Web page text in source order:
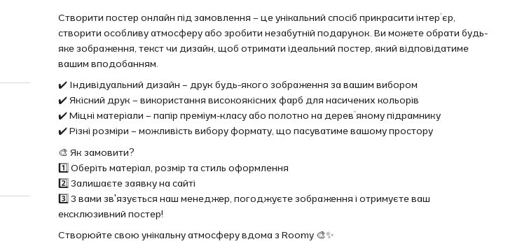
Створити постер онлайн під замовлення – це унікальний спосіб прикрасити інтер’єр,
створити особливу атмосферу або зробити незабутній подарунок. Ви можете обрати будь-
яке зображення, текст чи дизайн, щоб отримати ідеальний постер, який відповідатиме
вашим вподобанням.
✔️ Індивідуальний дизайн – друк будь-якого зображення за вашим вибором
✔️ Якісний друк – використання високоякісних фарб для насичених кольорів
✔️ Міцні матеріали – папір преміум-класу або полотно на дерев’яному підрамнику
✔️ Різні розміри – можливість вибору формату, що пасуватиме вашому простору
🎨 Як замовити?
1️⃣ Оберіть матеріал, розмір та стиль оформлення
2️⃣ Залишаєте заявку на сайті
3️⃣ З вами зв'язується наш менеджер, погоджуєте зображення і отримуєте ваш
ексклюзивний постер!
Створюйте свою унікальну атмосферу вдома з Roomy 🎨✨